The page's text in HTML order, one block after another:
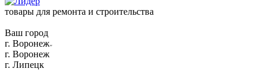
товары для ремонта и строительства
Ваш город
г. Воронеж
г. Воронеж
г. Липецк